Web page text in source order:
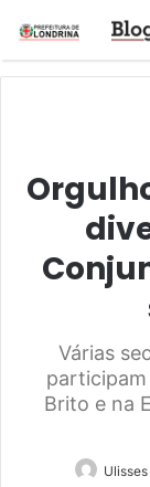
Várias
participam
Brito e na